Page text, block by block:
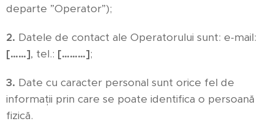
departe ”Operator”);
2. Datele de contact ale Operatorului sunt: e-mail:
[……], tel.: [………];
3. Date cu caracter personal sunt orice fel de
informații prin care se poate identifica o persoană
fizică.